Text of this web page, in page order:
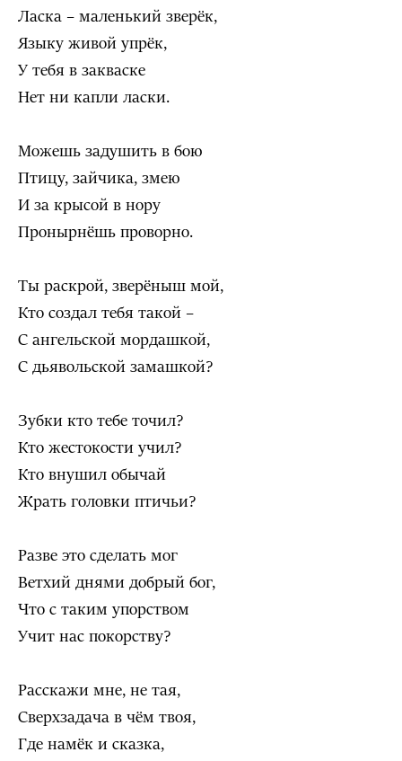
Ласка – маленький зверёк,
Языку живой упрёк,
У тебя в закваске
Нет ни капли ласки.
Можешь задушить в бою
Птицу, зайчика, змею
И за крысой в нору
Пронырнёшь проворно.
Ты раскрой, зверёныш мой,
Кто создал тебя такой –
С ангельской мордашкой,
С дьявольской замашкой?
Зубки кто тебе точил?
Кто жестокости учил?
Кто внушил обычай
Жрать головки птичьи?
Разве это сделать мог
Ветхий днями добрый бог,
Что с таким упорством
Учит нас покорству?
Расскажи мне, не тая,
Сверхзадача в чём твоя,
Где намёк и сказка,